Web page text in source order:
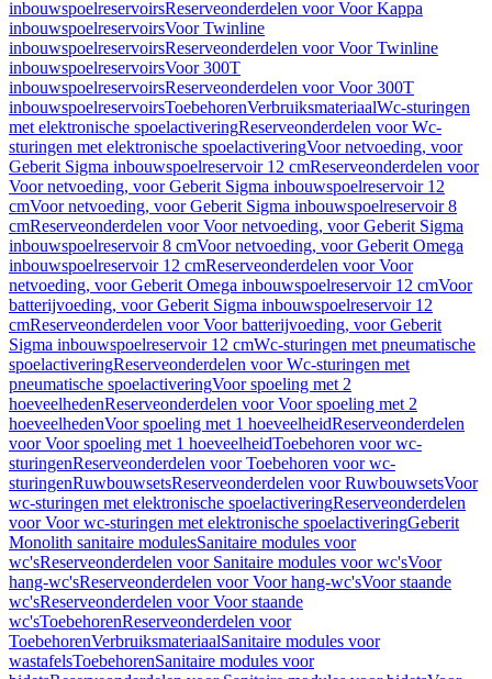
inbouwspoelreservoirsReserveonderdelen voor Voor Kappa
inbouwspoelreservoirsVoor Twinline
inbouwspoelreservoirsReserveonderdelen voor Voor Twinline
inbouwspoelreservoirsVoor 300T
inbouwspoelreservoirsReserveonderdelen voor Voor 300T
inbouwspoelreservoirsToebehorenVerbruiksmateriaalWc-sturingen
met elektronische spoelactiveringReserveonderdelen voor Wc-
sturingen met elektronische spoelactiveringVoor netvoeding, voor
Geberit Sigma inbouwspoelreservoir 12 cmReserveonderdelen voor
Voor netvoeding, voor Geberit Sigma inbouwspoelreservoir 12
cmVoor netvoeding, voor Geberit Sigma inbouwspoelreservoir 8
cmReserveonderdelen voor Voor netvoeding, voor Geberit Sigma
inbouwspoelreservoir 8 cmVoor netvoeding, voor Geberit Omega
inbouwspoelreservoir 12 cmReserveonderdelen voor Voor
netvoeding, voor Geberit Omega inbouwspoelreservoir 12 cmVoor
batterijvoeding, voor Geberit Sigma inbouwspoelreservoir 12
cmReserveonderdelen voor Voor batterijvoeding, voor Geberit
Sigma inbouwspoelreservoir 12 cmWc-sturingen met pneumatische
spoelactiveringReserveonderdelen voor Wc-sturingen met
pneumatische spoelactiveringVoor spoeling met 2
hoeveelhedenReserveonderdelen voor Voor spoeling met 2
hoeveelhedenVoor spoeling met 1 hoeveelheidReserveonderdelen
voor Voor spoeling met 1 hoeveelheidToebehoren voor wc-
sturingenReserveonderdelen voor Toebehoren voor wc-
sturingenRuwbouwsetsReserveonderdelen voor RuwbouwsetsVoor
wc-sturingen met elektronische spoelactiveringReserveonderdelen
voor Voor wc-sturingen met elektronische spoelactiveringGeberit
Monolith sanitaire modulesSanitaire modules voor
wc'sReserveonderdelen voor Sanitaire modules voor wc'sVoor
hang-wc'sReserveonderdelen voor Voor hang-wc'sVoor staande
wc'sReserveonderdelen voor Voor staande
wc'sToebehorenReserveonderdelen voor
ToebehorenVerbruiksmateriaalSanitaire modules voor
wastafelsToebehorenSanitaire modules voor